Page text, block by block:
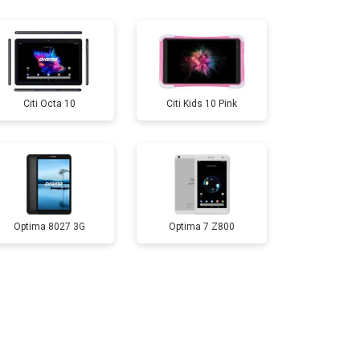
1500 ₽ Заказать
1700 ₽ Заказать
3200 ₽ Заказать
1750 ₽ Заказать
Citi Octa 10 Citi Kids 10 Pink
Optima 8027 3G Optima 7 Z800